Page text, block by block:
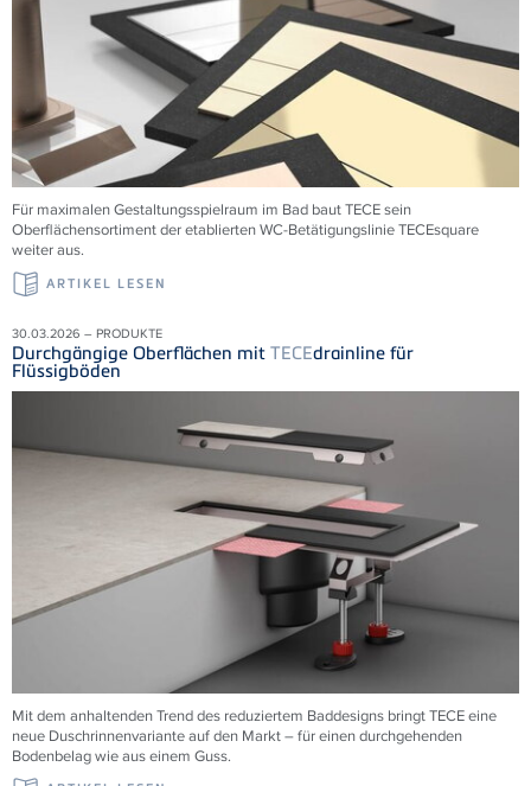
Für maximalen Gestaltungsspielraum im Bad baut TECE sein
Oberflächensortiment der etablierten WC-Betätigungslinie TECEsquare
weiter aus.
ARTIKEL LESEN
30.03.2026 – PRODUKTE
Durchgängige Oberflächen mit TECEdrainline für
Flüssigböden
Mit dem anhaltenden Trend des reduziertem Baddesigns bringt TECE eine
neue Duschrinnenvariante auf den Markt – für einen durchgehenden
Bodenbelag wie aus einem Guss.